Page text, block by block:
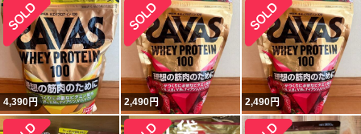
4,390円 2,490円 2,490円